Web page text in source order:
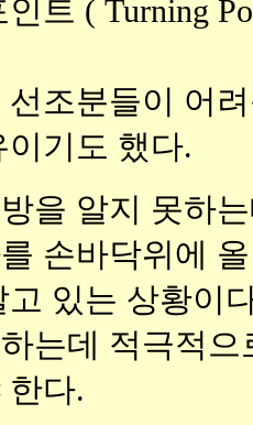
트 ( Turning
선조분들이 어
이기도 했다.
을 알지 못하
손바닥위에
고 있는 상황이
는데 적극적
한다.